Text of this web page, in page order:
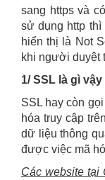
sang https và
sử dụng http thì
hiển thị là Not
khi người duyệt
1/ SSL là gì vậy
SSL hay còn
hóa truy cập
dữ liệu thông
được việc mã
Các website tại